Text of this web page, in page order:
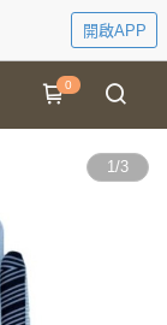
開啟APP
0
1/3